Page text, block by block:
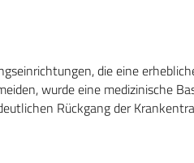
die eine
wurde eine medizinische
Rückgang der